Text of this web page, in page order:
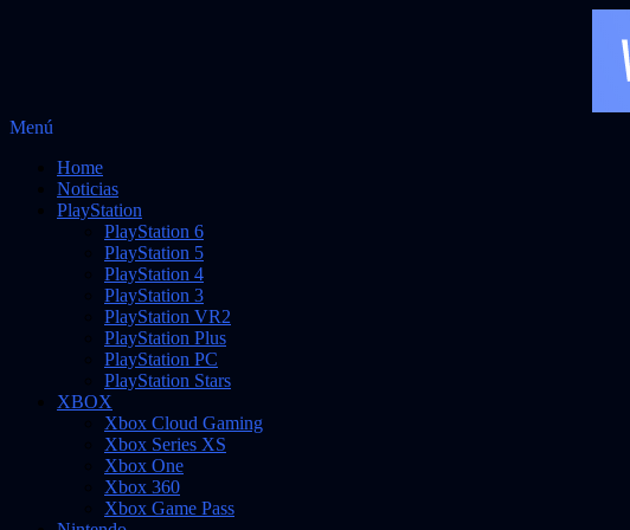
Noticias sobre videojuegos
Menú
contenido
Home
Noticias
PlayStation
PlayStation 6
PlayStation 5
PlayStation 4
PlayStation 3
PlayStation VR2
PlayStation Plus
PlayStation PC
PlayStation Stars
XBOX
Xbox Cloud Gaming
Xbox Series XS
Xbox One
Xbox 360
Xbox Game Pass